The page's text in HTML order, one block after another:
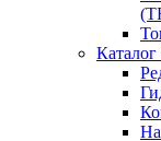
Каталог